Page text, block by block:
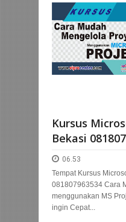
Private Komputer,
Kursus
Bekasi
06.53
Tempat Kursus
081807963534 Cara
menggunakan MS
ingin Cepat...